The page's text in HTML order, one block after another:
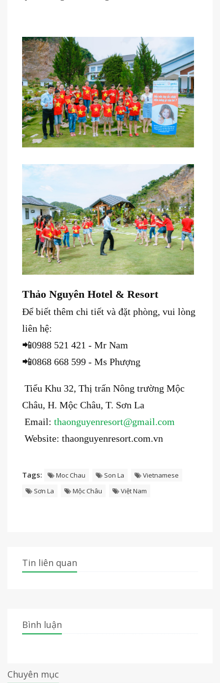
Thảo Nguyên Hotel & Resort
Để biết thêm chi tiết và đặt phòng, vui lòng
liên hệ:
📲0988 521 421 - Mr Nam
📲0868 668 599 - Ms Phượng
Tiểu Khu 32, Thị trấn Nông trường Mộc
Châu, H. Mộc Châu, T. Sơn La
Email: thaonguyenresort@gmail.com
Website: thaonguyenresort.com.vn
Tags: Moc Chau Son La
Vietnamese
Sơn La
Mộc Châu Việt Nam
Tin liên quan
Bình luận
Chuyên mục